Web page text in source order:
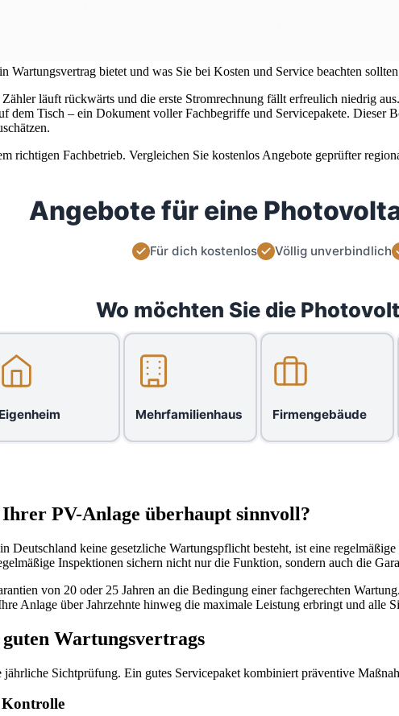
Wartungsvertrag bietet und was Sie bei Kosten und Service beachten
läuft rückwärts und die erste Stromrechnung fällt erfreulich niedrig
dem Tisch – ein Dokument voller Fachbegriffe und Servicepakete.
richtigen Fachbetrieb. Vergleichen Sie kostenlos Angebote geprüfter
Angebote für eine
Für dich kostenlos Völlig unverbindlich
Wo möchten Sie die
Eigenheim Mehrfamilienhaus Firmengebäude
PV-Anlage überhaupt sinnvoll?
keine gesetzliche Wartungspflicht besteht, ist eine
Inspektionen sichern nicht nur die Funktion, sondern auch die
von 20 oder 25 Jahren an die Bedingung einer fachgerechten
Anlage über Jahrzehnte hinweg die maximale Leistung erbringt und alle
Wartungsvertrags
Sichtprüfung. Ein gutes Servicepaket kombiniert präventive
Kontrolle